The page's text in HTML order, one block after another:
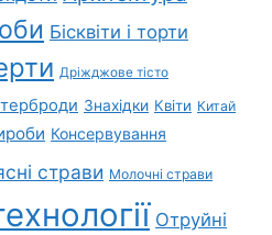
Бісквіти і торти
Дріжджове тісто
Знахідки Квіти Китай
Консервування
страви Молочні страви
Отруйні